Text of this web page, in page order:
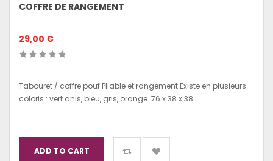
COFFRE DE RANGEMENT
29,00 €
Tabouret / coffre pouf Pliable et rangement Existe en plusieurs
coloris : vert anis, bleu, gris, orange. 76 x 38 x 38
ADD TO CART